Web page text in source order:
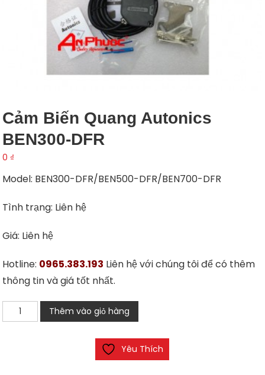
Cảm Biến Quang Autonics
BEN300-DFR
0 ₫
Model: BEN300-DFR/BEN500-DFR/BEN700-DFR
Tình trạng: Liên hệ
Giá: Liên hệ
Hotline: 0965.383.193 Liên hệ với chúng tôi để có thêm
thông tin và giá tốt nhất.
Cảm
Biến
Thêm vào giỏ hàng
Yêu Thích